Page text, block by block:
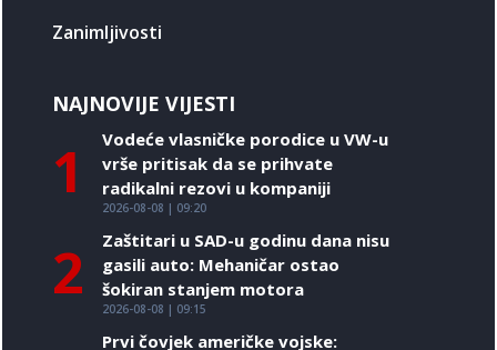
Zanimljivosti
NAJNOVIJE VIJESTI
1
Vodeće vlasničke porodice u VW-u
vrše pritisak da se prihvate
radikalni rezovi u kompaniji
2026-08-08 | 09:20
2
Zaštitari u SAD-u godinu dana nisu
gasili auto: Mehaničar ostao
šokiran stanjem motora
2026-08-08 | 09:15
Prvi čovjek američke vojske: